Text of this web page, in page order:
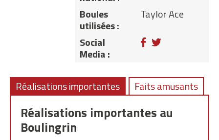
Boules
utilisées :
Taylor Ace
Social
Media :
Facebook
Twitter
Réalisations importantes Faits amusants
Réalisations importantes au
Boulingrin